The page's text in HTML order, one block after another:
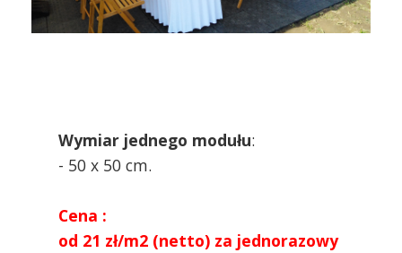
Wymiar jednego modułu:
- 50 x 50 cm.
Cena :
od 21 zł/m2 (netto) za jednorazowy